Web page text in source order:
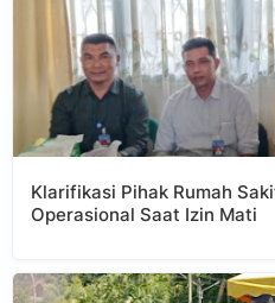
Klarifikasi Pihak Rumah
Operasional Saat Izin Mati